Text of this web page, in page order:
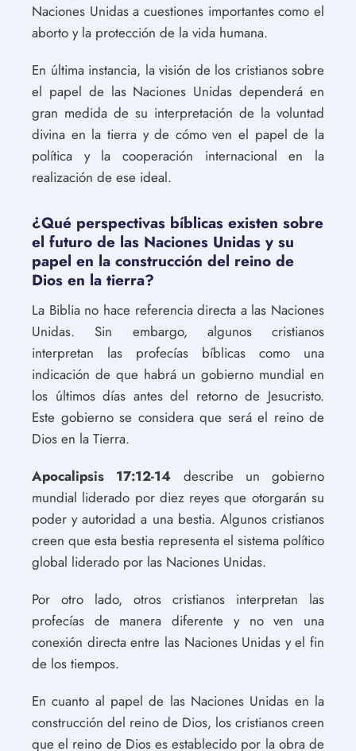
Naciones Unidas a cuestiones importantes como el
aborto y la protección de la vida humana.
En última instancia, la visión de los cristianos sobre
el papel de las Naciones Unidas dependerá en
gran medida de su interpretación de la voluntad
divina en la tierra y de cómo ven el papel de la
política y la cooperación internacional en la
realización de ese ideal.
¿Qué perspectivas bíblicas existen sobre
el futuro de las Naciones Unidas y su
papel en la construcción del reino de
Dios en la tierra?
La Biblia no hace referencia directa a las Naciones
Unidas. Sin embargo, algunos cristianos
interpretan las profecías bíblicas como una
indicación de que habrá un gobierno mundial en
los últimos días antes del retorno de Jesucristo.
Este gobierno se considera que será el reino de
Dios en la Tierra.
Apocalipsis 17:12-14 describe un gobierno
mundial liderado por diez reyes que otorgarán su
poder y autoridad a una bestia. Algunos cristianos
creen que esta bestia representa el sistema político
global liderado por las Naciones Unidas.
Por otro lado, otros cristianos interpretan las
profecías de manera diferente y no ven una
conexión directa entre las Naciones Unidas y el fin
de los tiempos.
En cuanto al papel de las Naciones Unidas en la
construcción del reino de Dios, los cristianos creen
que el reino de Dios es establecido por la obra de